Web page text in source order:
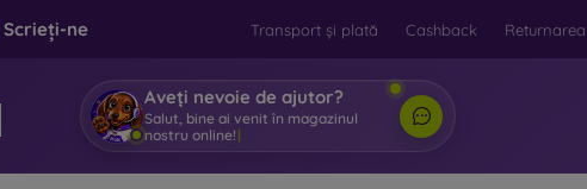
Scrieți-ne Transport și plată Cashback
Aveți nevoie de ajutor?
Su|